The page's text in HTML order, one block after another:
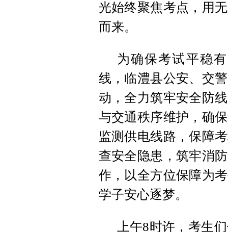
光始终聚焦考点，用
而来。
为确保考试平稳
线，临澧县公安、交
动，全力筑牢安全防
与交通秩序维护，确
监测供电线路，保障
查安全隐患，筑牢消
作，以全方位保障为
学子安心逐梦。
上午8时许，考生